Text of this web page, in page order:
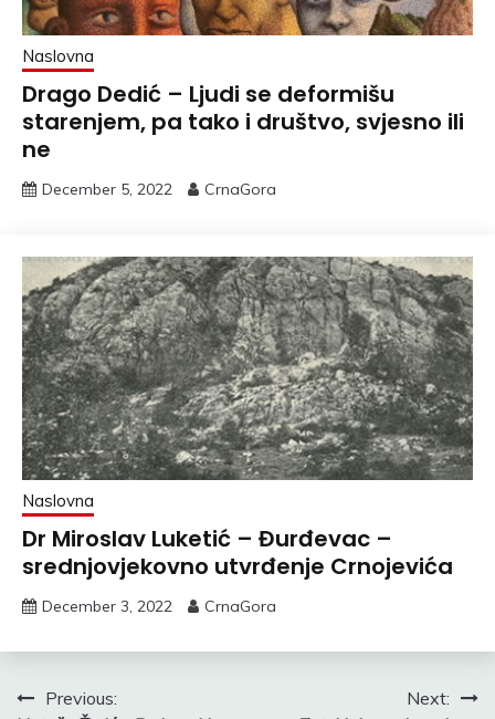
Naslovna
Drago Dedić – Ljudi se deformišu
starenjem, pa tako i društvo, svjesno ili
ne
December 5, 2022 CrnaGora
Naslovna
Dr Miroslav Luketić – Đurđevac –
srednjovjekovno utvrđenje Crnojevića
December 3, 2022 CrnaGora
PostPrevious:
Next: